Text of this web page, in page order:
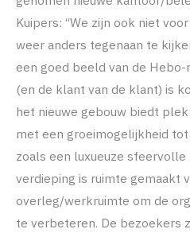
Kuipers: “We zijn ook niet
weer anders tegenaan te
een goed beeld van de
(en de klant van de klant) is
het nieuwe gebouw biedt
met een groeimogelijkheid
zoals een luxueuze
verdieping is ruimte gemaakt
overleg/werkruimte om de
te verbeteren. De bezoekers